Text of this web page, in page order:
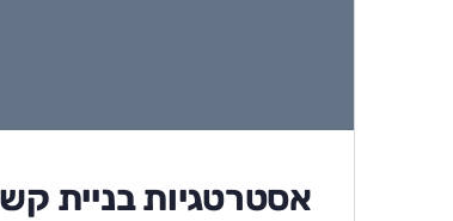
אסטרטגיות בניית